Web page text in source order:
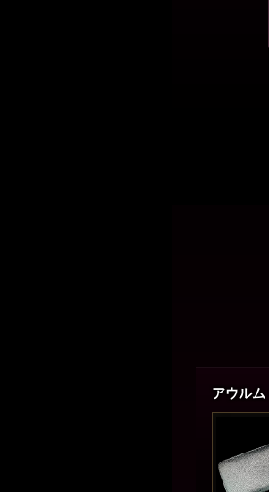
アウル